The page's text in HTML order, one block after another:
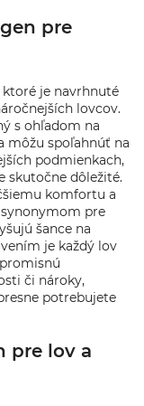
pre
je navrhnuté
lovcov.
s ohľadom na
môžu spoľahnúť na
podmienkach,
skutočne dôležité.
komfortu a
pre
šance na
je každý lov
či nároky,
potrebujete
pre lov a